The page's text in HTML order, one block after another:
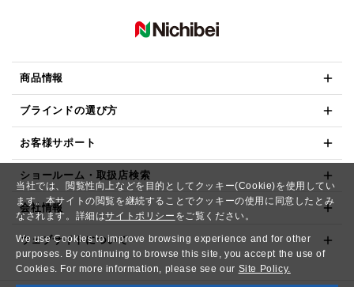
当社では、閲覧性向上などを目的としてクッキー(Cookie)を使用してい
ます。本サイトの閲覧を継続することでクッキーの使用に同意したとみ
なされます。詳細はサイトポリシー をご覧ください。
We use Cookies to improve browsing experience and for other
purposes. By continuing to browse this site, you accept the use of
Cookies. For more information, please see our Site Policy.
商品情報
ブラインドの選び方
お客様サポート
ショールーム・取扱店検索
会社情報
ウェブサイトについて